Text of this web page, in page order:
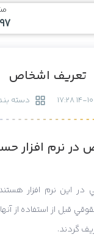
تعریف اشخاص
دسته
نرم افزار
اين نرم افزار
قبل از استفاده از
گردند.